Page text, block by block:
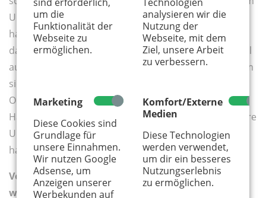
um die
Funktionalität der
Webseite zu
ermöglichen.
analysieren wir die
Nutzung der
Webseite, mit dem
Ziel, unsere Arbeit
zu verbessern.
Marketing
Diese Cookies sind
Grundlage für
unsere Einnahmen.
Wir nutzen Google
Adsense, um
Anzeigen unserer
Werbekunden auf
Komfort/Externe
Medien
Diese Technologien
werden verwendet,
um dir ein besseres
Nutzungserlebnis
zu ermöglichen.
Unterrichten für das gesamte Kollegium organisiert
haben. Oder Lehrkräfte, die mit viel Ideenreichtum
dafür sorgten, dass das benötigte Unterrichtsmaterial
auch wirklich bei allen Kindern ankam – zur Not, indem
sie mit dem Bollerwagen von Tür zu Tür gezogen sind.
Oder die Lehrerinnen und Lehrer, die ihr eigenes
Handeln in der Krise immer wieder hinterfragt und ihre
Unterrichtsmethoden wieder und wieder angepasst
haben, um immer besser zu werden.
Vor allem in jungen Unternehmen / Start-Ups
werden Veränderungsprozesse oft mit agilen